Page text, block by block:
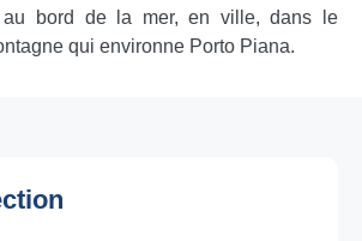
bord de la mer, en ville, dans le
qui environne Porto Piana.